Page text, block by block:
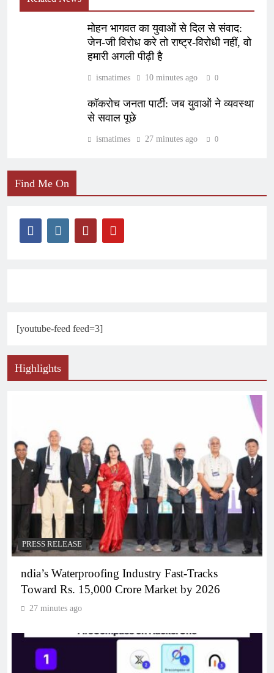
मोहन भागवत का युवाओं से दिल से संवाद:
जेन-जी विरोध करे तो राष्ट्र-विरोधी नहीं, वो
हमारी अगली पीढ़ी है
ismatimes 10 minutes ago 0
कॉकरोच जनता पार्टी: जब युवाओं ने व्यवस्था
से सवाल पूछे
ismatimes 27 minutes ago 0
Find Me On
[youtube-feed feed=3]
Highlights
PRESS RELEASE
ndia’s Waterproofing Industry Fast-Tracks
Toward Rs. 15,000 Crore Market by 2026
27 minutes ago